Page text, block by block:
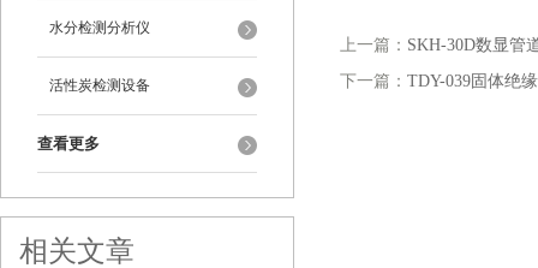
水分检测分析仪
活性炭检测设备
查看更多
相关文章
上一篇： SKH-30D数显管
下一篇： TDY-039固体绝